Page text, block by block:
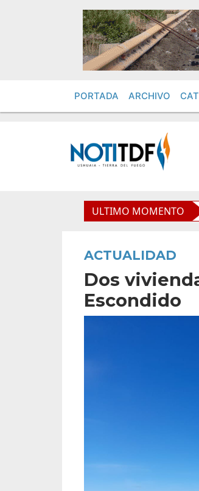
PORTADA ARCHIVO
ULTIMO MOMENTO
Vuoto: “Esta
ACTUALIDAD
Dos
Escondido